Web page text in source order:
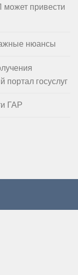
привести
нюансы
госуслуг
ГАР